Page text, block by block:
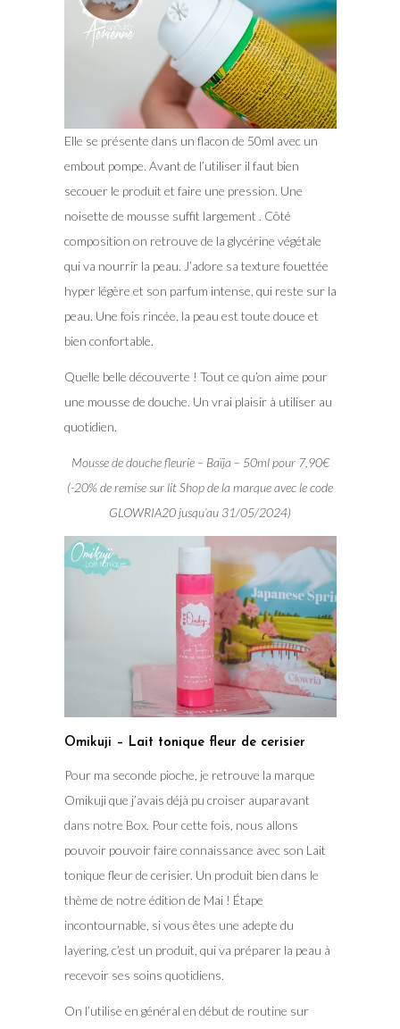
Elle se présente dans un flacon de 50ml avec un
embout pompe. Avant de l’utiliser il faut bien
secouer le produit et faire une pression. Une
noisette de mousse suffit largement . Côté
composition on retrouve de la glycérine végétale
qui va nourrir la peau. J’adore sa texture fouettée
hyper légère et son parfum intense, qui reste sur la
peau. Une fois rincée, la peau est toute douce et
bien confortable.
Quelle belle découverte ! Tout ce qu’on aime pour
une mousse de douche. Un vrai plaisir à utiliser au
quotidien.
Mousse de douche fleurie – Baïja – 50ml pour 7,90€
(-20% de remise sur lit Shop de la marque avec le code
GLOWRIA20 jusqu’au 31/05/2024)
Omikuji – Lait tonique fleur de cerisier
Pour ma seconde pioche, je retrouve la marque
Omikuji que j’avais déjà pu croiser auparavant
dans notre Box. Pour cette fois, nous allons
pouvoir pouvoir faire connaissance avec son Lait
tonique fleur de cerisier. Un produit bien dans le
thème de notre édition de Mai ! Étape
incontournable, si vous êtes une adepte du
layering, c’est un produit, qui va préparer la peau à
recevoir ses soins quotidiens.
On l’utilise en général en début de routine sur